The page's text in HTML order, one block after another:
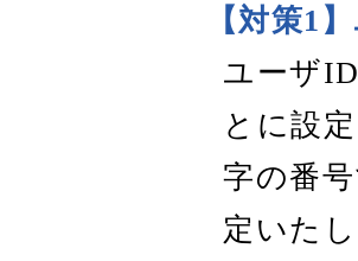
【対策1
ユーザ
とに設
字の番
定いた